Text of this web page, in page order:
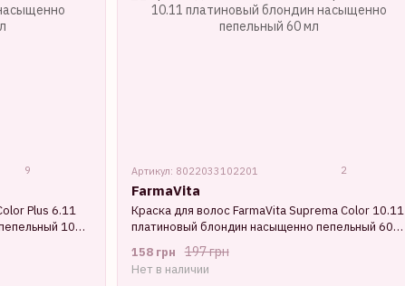
9
Plus 6.11
100
Артикул: 8022033102201 2
FarmaVita
Краска для волос FarmaVita Suprema Color 10.11
платиновый блондин насыщенно пепельный 60
197 грн
158 грн
Нет в наличии